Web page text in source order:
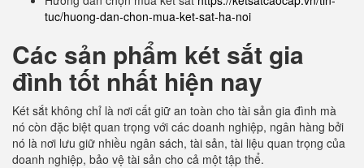
tuc/huong-dan-chon-mua-ket-sat-ha-noi
Các sản phẩm két sắt gia
đình tốt nhất hiện nay
Két sắt không chỉ là nơi cất giữ an toàn cho tài sản gia đình mà
nó còn đặc biệt quan trọng với các doanh nghiệp, ngân hàng bởi
nó là nơi lưu giữ nhiều ngân sách, tài sản, tài liệu quan trọng của
doanh nghiệp, bảo vệ tài sản cho cả một tập thể.